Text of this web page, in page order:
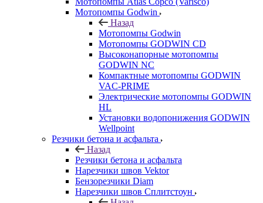
Мотопомпы Godwin
Назад
Мотопомпы Godwin
Мотопомпы GODWIN CD
Высоконапорные мотопомпы
GODWIN NC
Компактные мотопомпы GODWIN
VAC-PRIME
Электрические мотопомпы GODWIN
HL
Установки водопонижения GODWIN
Wellpoint
Резчики бетона и асфальта
Назад
Резчики бетона и асфальта
Нарезчики швов Vektor
Бензорезчики Diam
Нарезчики швов Сплитстоун